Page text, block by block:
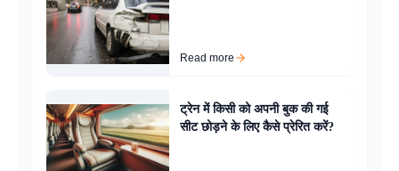
Read more
ट्रेन में किसी को अपनी बुक की गई
सीट छोड़ने के लिए कैसे प्रेरित करें?